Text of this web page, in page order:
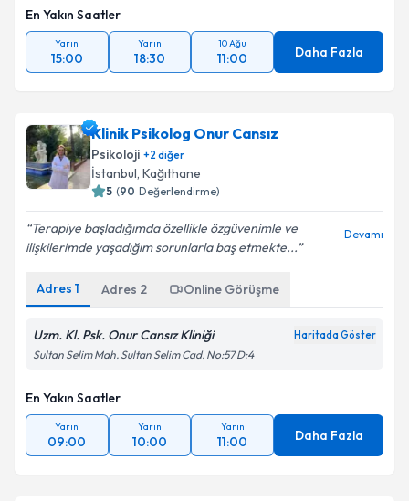
En Yakın Saatler
Yarın
15:00
Yarın
18:30
10 Ağu
11:00 Daha Fazla
Klinik Psikolog Onur Cansız
Psikoloji +2 diğer
İstanbul, Kağıthane
5 (90 Değerlendirme)
Terapiye başladığımda özellikle özgüvenimle ve
ilişkilerimde yaşadığım sorunlarla baş etmekte...
Devamı
Adres 1 Adres 2 Online Görüşme
Uzm. Kl. Psk. Onur Cansız Kliniği Haritada Göster
Sultan Selim Mah. Sultan Selim Cad. No:57 D:4
En Yakın Saatler
Yarın
09:00
Yarın
10:00
Yarın
11:00 Daha Fazla